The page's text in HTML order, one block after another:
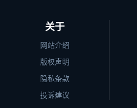
关于
网站介绍
版权声明
隐私条款
投诉建议